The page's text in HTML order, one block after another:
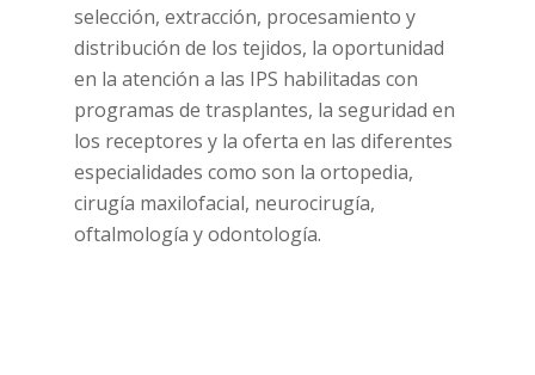
selección, extracción, procesamiento y
distribución de los tejidos, la oportunidad
en la atención a las IPS habilitadas con
programas de trasplantes, la seguridad en
los receptores y la oferta en las diferentes
especialidades como son la ortopedia,
cirugía maxilofacial, neurocirugía,
oftalmología y odontología.